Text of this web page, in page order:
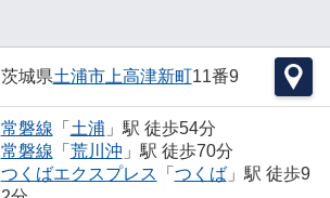
茨城県土浦市上高津新町11番9
常磐線 「 土浦 」駅 徒歩54分
常磐線 「 荒川沖 」駅 徒歩70分
つくばエクスプレス 「 つくば」駅 徒歩9